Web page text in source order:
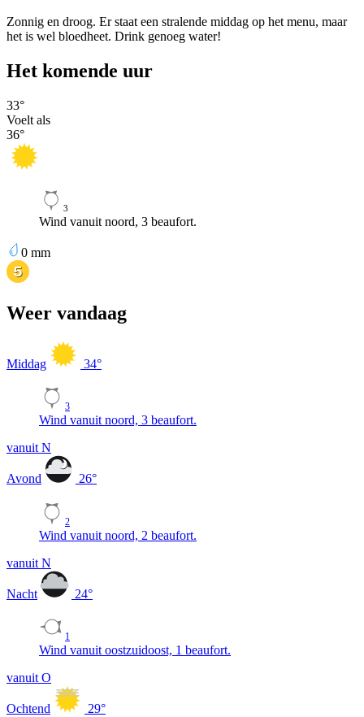
Zonnig en droog. Er staat een stralende middag op het menu, maar
het is wel bloedheet. Drink genoeg water!
Het komende uur
33°
Voelt als
36°
3
Wind vanuit noord, 3 beaufort.
0 mm
Weer vandaag
Middag 34°
3
Wind vanuit noord, 3 beaufort.
vanuit N
Avond 26°
2
Wind vanuit noord, 2 beaufort.
vanuit N
Nacht 24°
1
Wind vanuit oostzuidoost, 1 beaufort.
vanuit O
Ochtend 29°